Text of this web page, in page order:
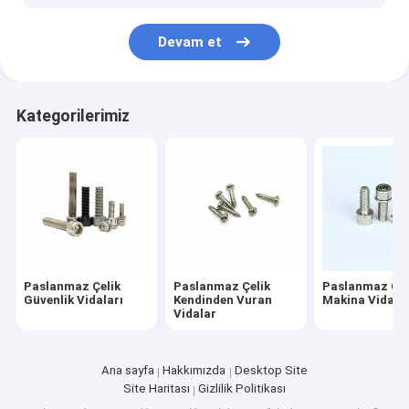
CNC Torna İşleme Parçaları
Devam et
Kategorilerimiz
Paslanmaz Çelik
Güvenlik Vidaları
Paslanmaz Çelik
Kendinden Vuran
Vidalar
Paslanmaz
Makina
Ana sayfa Hakkımızda
Desktop Site
Site Haritası
Gizlilik Politikası